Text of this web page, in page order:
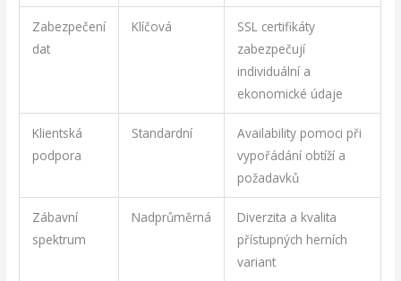
Zabezpečení
dat
Klíčová
SSL certifikáty
zabezpečují
individuální a
ekonomické údaje
Klientská
podpora
Standardní
Availability pomoci při
vypořádání obtíží a
požadavků
Zábavní
spektrum
Nadprůměrná
Diverzita a kvalita
přístupných herních
variant